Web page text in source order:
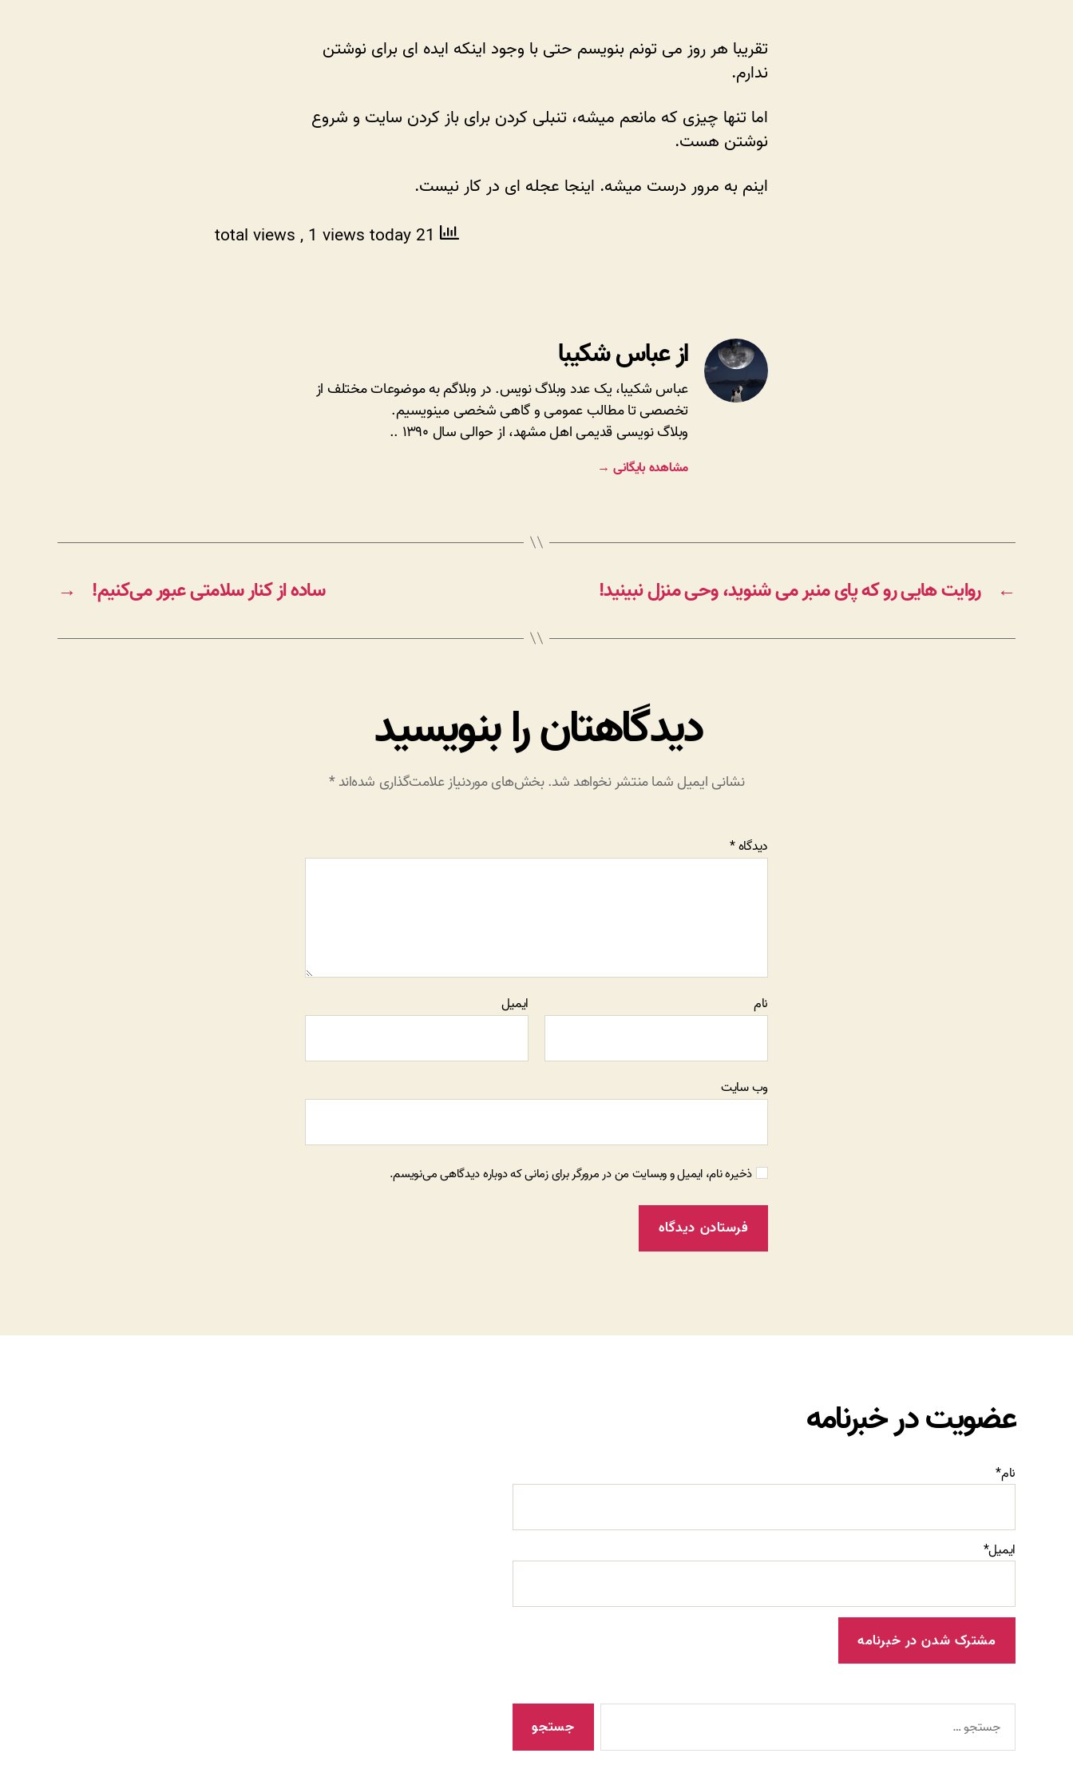
پر
تقریبا هر روز می تونم بنویسم حتی با وجود اینکه ایده ای برای نوشتن
ندارم.
اما تنها چیزی که مانعم میشه، تنبلی کردن برای باز کردن سایت و شروع
نوشتن هست.
اینم به مرور درست میشه. اینجا عجله ای در کار نیست.
, 1 views today
از عباس شکیبا
عباس شکیبا، یک عدد وبلاگ نویس. در وبلاگم به موضوعات مختلف از
تخصصی تا مطالب عمومی و گاهی شخصی مینویسیم.
وبلاگ نویسی قدیمی اهل مشهد، از حوالی سال ۱۳۹۰ ..
مشاهده بایگانی →
← روایت هایی رو که پای منبر می شنوید، وحی منزل نبینید! → ساده از کنار سلامتی عبور می‌کنیم!
دیدگاهتان را بنویسید
نشانی ایمیل شما منتشر نخواهد شد.بخش‌های موردنیاز علامت‌گذاری شده‌اند*
دیدگاه*
نام ایمیل
وب‌ سایت
ذخیره نام، ایمیل و وبسایت من در مرورگر برای زمانی که دوباره دیدگاهی می‌نویسم.
عضویت در خبرنامه
نام*
ایمیل*
جستجوی